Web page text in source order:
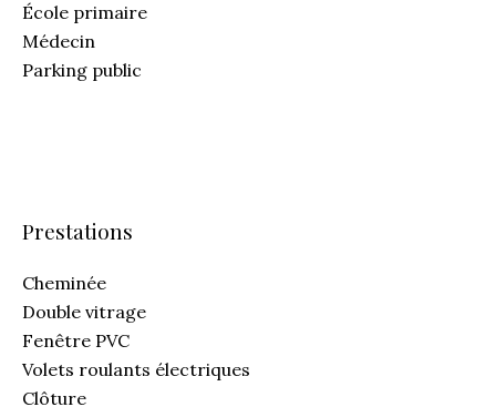
École primaire
Médecin
Parking public
Prestations
Cheminée
Double vitrage
Fenêtre PVC
Volets roulants électriques
Clôture